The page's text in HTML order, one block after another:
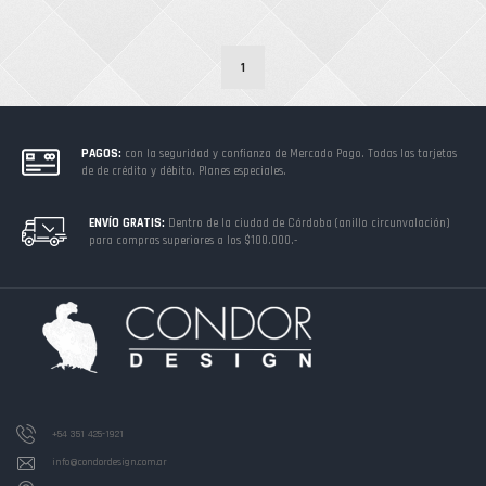
1
PAGOS: con la seguridad y confianza de Mercado Pago. Todas las tarjetas
de de crédito y débito. Planes especiales.
ENVÍO GRATIS: Dentro de la ciudad de Córdoba (anillo circunvalación)
para compras superiores a los $100.000.-
+54 351 425-1921
info@condordesign.com.ar